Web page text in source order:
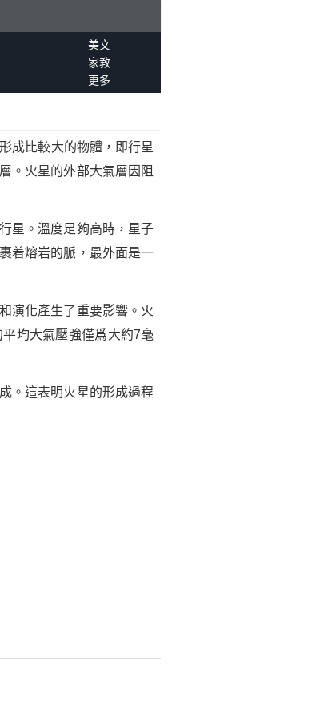
美文
家教
更多
成比較大的物體，即行星
。火星的外部大氣層因阻
星。溫度足夠高時，星子
着熔岩的脈，最外面是一
演化產生了重要影響。火
均大氣壓強僅爲大約7毫
。這表明火星的形成過程